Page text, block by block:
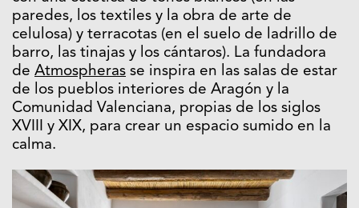
paredes, los textiles y la obra de arte de
celulosa) y terracotas (en el suelo de ladrillo de
barro, las tinajas y los cántaros). La fundadora
de Atmospheras se inspira en las salas de estar
de los pueblos interiores de Aragón y la
Comunidad Valenciana, propias de los siglos
XVIII y XIX, para crear un espacio sumido en la
calma.